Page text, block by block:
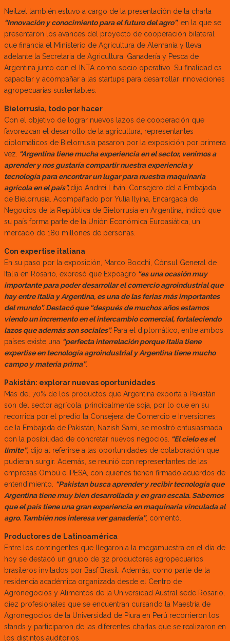
Neitzel también estuvo a cargo de la presentación de la charla
“Innovación y conocimiento para el futuro del agro”, en la que se
presentaron los avances del proyecto de cooperación bilateral
que financia el Ministerio de Agricultura de Alemania y lleva
adelante la Secretaria de Agricultura, Ganadería y Pesca de
Argentina junto con el INTA como socio operativo. Su finalidad es
capacitar y acompañar a las startups para desarrollar innovaciones
agropecuarias sustentables.
Bielorrusia, todo por hacer
Con el objetivo de lograr nuevos lazos de cooperación que
favorezcan el desarrollo de la agricultura, representantes
diplomáticos de Bielorrusia pasaron por la exposición por primera
vez. “Argentina tiene mucha experiencia en el sector, venimos a
aprender y nos gustaría compartir nuestra experiencia y
tecnología para encontrar un lugar para nuestra maquinaria
agrícola en el país”,dijo Andrei Litvin, Consejero del a Embajada
de Bielorrusia. Acompañado por Yulia Ilyina, Encargada de
Negocios de la República de Bielorrusia en Argentina, indicó que
su país forma parte de la Unión Económica Euroasiática, un
mercado de 180 millones de personas.
Con expertise italiana
En su paso por la exposición, Marco Bocchi, Cónsul General de
Italia en Rosario, expresó que Expoagro “es una ocasión muy
importante para poder desarrollar el comercio agroindustrial que
hay entre Italia y Argentina, es una de las ferias más importantes
del mundo”. Destacó que “después de muchos años estamos
viendo un incremento en el intercambio comercial, fortaleciendo
lazos que además son sociales”.Para el diplomático, entre ambos
países existe una “perfecta interrelación porque Italia tiene
expertise en tecnología agroindustrial y Argentina tiene mucho
campo y materia prima”.
Pakistán: explorar nuevas oportunidades
Más del 70% de los productos que Argentina exporta a Pakistán
son del sector agrícola, principalmente soja, por lo que en su
recorrida por el predio la Consejera de Comercio e Inversiones
de la Embajada de Pakistán, Nazish Sami, se mostró entusiasmada
con la posibilidad de concretar nuevos negocios. “El cielo es el
límite”, dijo al referirse a las oportunidades de colaboración que
pudieran surgir. Además, se reunió con representantes de las
empresas Ombú e IPESA, con quienes tienen firmado acuerdos de
entendimiento. “Pakistan busca aprender y recibir tecnología que
Argentina tiene muy bien desarrollada y en gran escala. Sabemos
que el país tiene una gran experiencia en maquinaria vinculada al
agro. También nos interesa ver ganadería”, comentó.
Productores de Latinoamérica
Entre los contingentes que llegaron a la megamuestra en el día de
hoy se destacó un grupo de 32 productores agropecuarios
brasileros invitados por Basf Brasil. Además, como parte de la
residencia académica organizada desde el Centro de
Agronegocios y Alimentos de la Universidad Austral sede Rosario,
diez profesionales que se encuentran cursando la Maestría de
Agronegocios de la Universidad de Piura en Perú recorrieron los
stands y participaron de las diferentes charlas que se realizaron en
los distintos auditorios.